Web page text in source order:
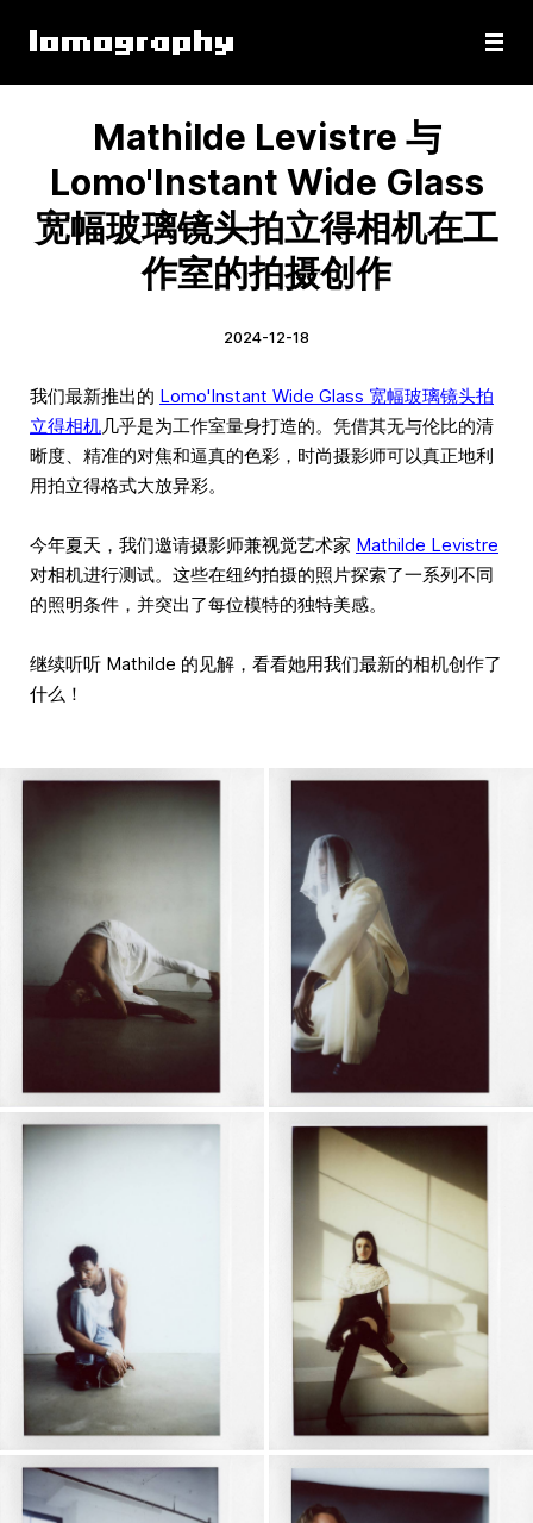
Mathilde Levistre 与
Lomo'Instant Wide Glass
宽幅玻璃镜头拍立得相机在工
作室的拍摄创作
2024-12-18
我们最新推出的 Lomo'Instant Wide Glass 宽幅玻璃镜头拍
立得相机几乎是为工作室量身打造的。凭借其无与伦比的清
晰度、精准的对焦和逼真的色彩，时尚摄影师可以真正地利
用拍立得格式大放异彩。
今年夏天，我们邀请摄影师兼视觉艺术家 Mathilde Levistre
对相机进行测试。这些在纽约拍摄的照片探索了一系列不同
的照明条件，并突出了每位模特的独特美感。
继续听听 Mathilde 的见解，看看她用我们最新的相机创作了
什么！